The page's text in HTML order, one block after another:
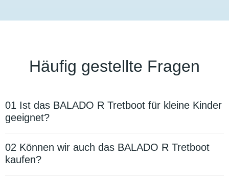
Häufig gestellte Fragen
01 Ist das BALADO R Tretboot für kleine Kinder
geeignet?
02 Können wir auch das BALADO R Tretboot
kaufen?